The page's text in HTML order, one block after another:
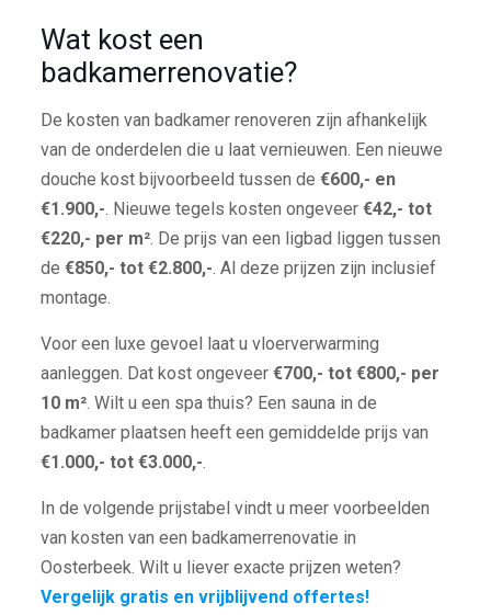
Wat kost een
badkamerrenovatie?
De kosten van badkamer renoveren zijn afhankelijk
van de onderdelen die u laat vernieuwen. Een nieuwe
douche kost bijvoorbeeld tussen de €600,- en
€1.900,-. Nieuwe tegels kosten ongeveer €42,- tot
€220,- per m². De prijs van een ligbad liggen tussen
de €850,- tot €2.800,-. Al deze prijzen zijn inclusief
montage.
Voor een luxe gevoel laat u vloerverwarming
aanleggen. Dat kost ongeveer €700,- tot €800,- per
10 m². Wilt u een spa thuis? Een sauna in de
badkamer plaatsen heeft een gemiddelde prijs van
€1.000,- tot €3.000,-.
In de volgende prijstabel vindt u meer voorbeelden
van kosten van een badkamerrenovatie in
Oosterbeek. Wilt u liever exacte prijzen weten?
Vergelijk gratis en vrijblijvend offertes!